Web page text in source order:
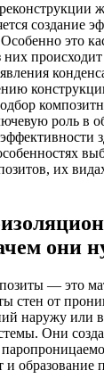
создание
это
происходит
роль в
их
они
— это
стен от
наружу или
Они
и образование